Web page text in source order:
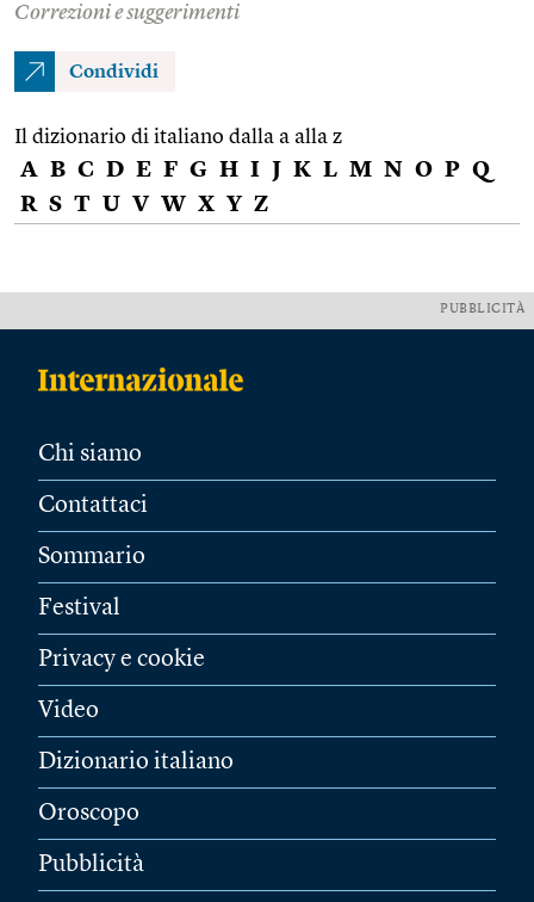
Correzioni e suggerimenti
Condividi
Il dizionario di italiano dalla a alla z
A B C D E F G H I J K L M N O P Q
R S T U V W X Y Z
PUBBLICITÀ
Chi siamo
Contattaci
Sommario
Festival
Privacy e cookie
Video
Dizionario italiano
Oroscopo
Pubblicità